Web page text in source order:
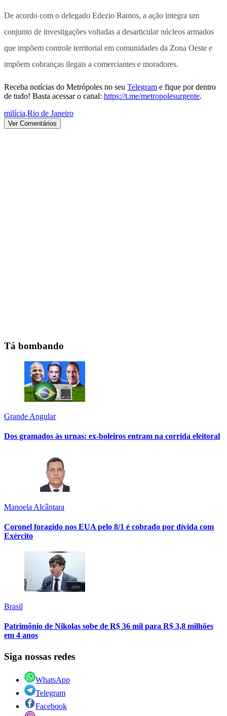
De acordo com o delegado Edezio Ramos, a ação integra um
conjunto de investigações voltadas a desarticular núcleos armados
que impõem controle territorial em comunidades da Zona Oeste e
impõem cobranças ilegais a comerciantes e moradores.
Receba notícias do Metrópoles no seu Telegram e fique por dentro
de tudo! Basta acessar o canal: https://t.me/metropolesurgente.
milícia,Rio de Janeiro
Ver Comentários
Tá bombando
Grande Angular
Dos gramados às urnas: ex-boleiros entram na corrida eleitoral
Manoela Alcântara
Coronel foragido nos EUA pelo 8/1 é cobrado por dívida com
Exército
Brasil
Patrimônio de Nikolas sobe de R$ 36 mil para R$ 3,8 milhões
em 4 anos
Siga nossas redes
WhatsApp
Telegram
Facebook